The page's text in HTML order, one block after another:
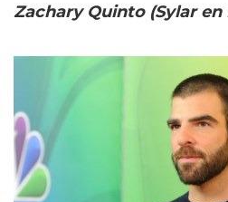
Zachary Quinto (Sylar en